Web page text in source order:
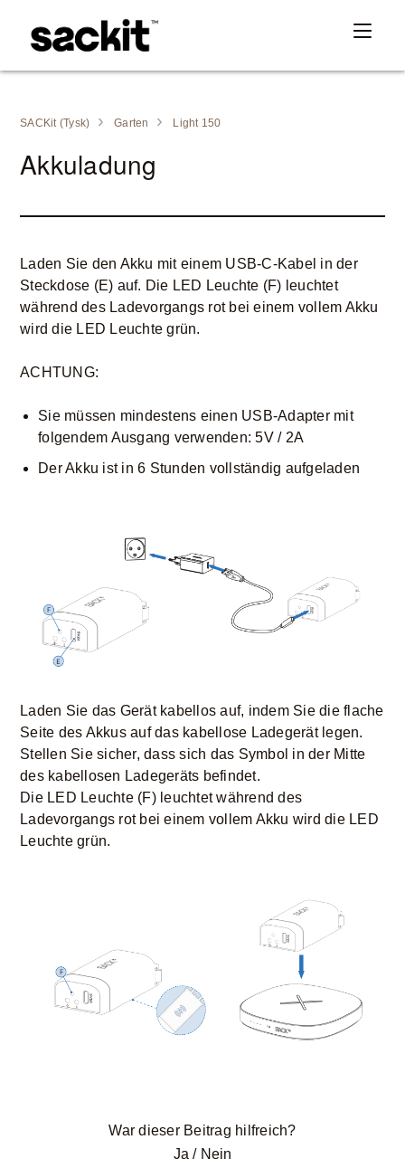
SACKit (Tysk) Garten Light 150
Akkuladung
Laden Sie den Akku mit einem USB-C-Kabel in der
Steckdose (E) auf. Die LED Leuchte (F) leuchtet
während des Ladevorgangs rot bei einem vollem Akku
wird die LED Leuchte grün.
ACHTUNG:
Sie müssen mindestens einen USB-Adapter mit
folgendem Ausgang verwenden: 5V / 2A
Der Akku ist in 6 Stunden vollständig aufgeladen
Laden Sie das Gerät kabellos auf, indem Sie die flache
Seite des Akkus auf das kabellose Ladegerät legen.
Stellen Sie sicher, dass sich das Symbol in der Mitte
des kabellosen Ladegeräts befindet.
Die LED Leuchte (F) leuchtet während des
Ladevorgangs rot bei einem vollem Akku wird die LED
Leuchte grün.
War dieser Beitrag hilfreich?
Ja / Nein